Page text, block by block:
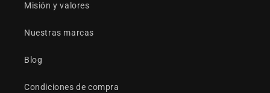
Misión y valores
Nuestras marcas
Blog
Condiciones de compra